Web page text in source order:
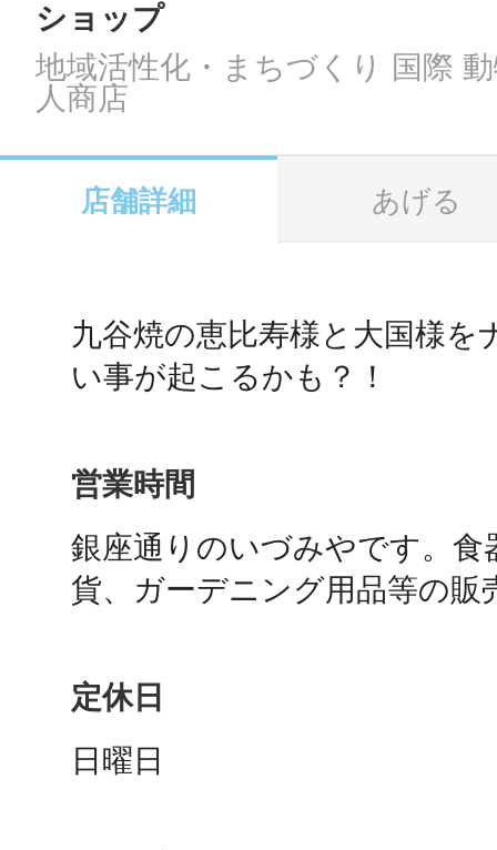
メール
ショップ
地域活性化・まちづくり 国際
人商店
店舗詳細 あげる
九谷焼の恵比寿様と大国様を
い事が起こるかも？！
営業時間
銀座通りのいづみやです。食
貨、ガーデニング用品等の販
定休日
日曜日
地域ごとの
智頭
鴻巣